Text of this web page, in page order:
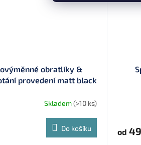
obratlíky &
provedení matt black
Skladem(>10 ks)
Do košíku od